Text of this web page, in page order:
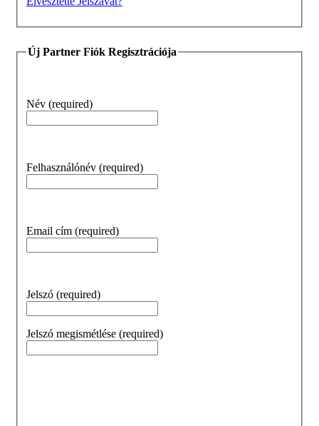
Új Partner Fiók Regisztrációja
Név (required)
Felhasználónév (required)
Email cím (required)
Jelszó (required)
Jelszó megismétlése (required)